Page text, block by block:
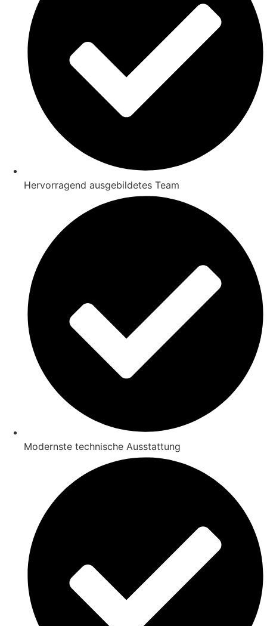
Hervorragend ausgebildetes Team
Modernste technische Ausstattung